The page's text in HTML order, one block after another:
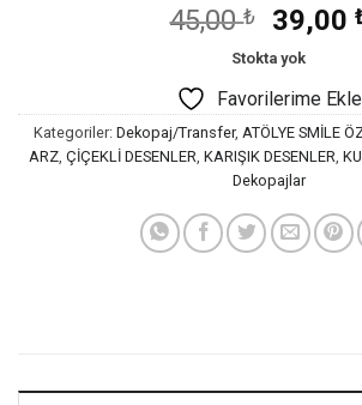
45,00₺
Orijinal
fiyat:
45,00 ₺.
39,00
Stokta yok
Favorilerime Ekle
Kategoriler: Dekopaj/Transfer, ATÖLYE SMİLE
ARZ, ÇİÇEKLİ DESENLER KARIŞIK DESENLER
Dekopajlar